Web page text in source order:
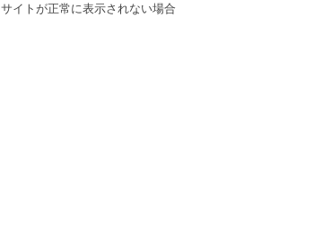
サイトが正常に表示されない場合